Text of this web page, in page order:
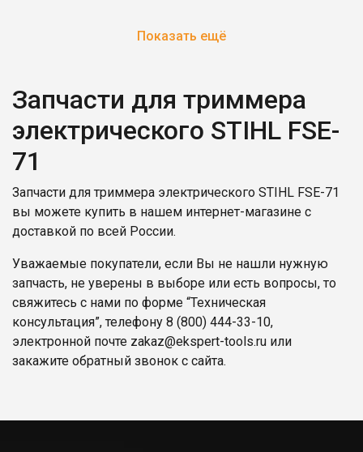
Показать ещё
Запчасти для триммера
электрического STIHL FSE-
71
Запчасти для триммера электрического STIHL FSE-71
вы можете купить в нашем интернет-магазине с
доставкой по всей России.
Уважаемые покупатели, если Вы не нашли нужную
запчасть, не уверены в выборе или есть вопросы, то
свяжитесь с нами по форме “Техническая
консультация”, телефону 8 (800) 444-33-10,
электронной почте zakaz@ekspert-tools.ru или
закажите обратный звонок с сайта.